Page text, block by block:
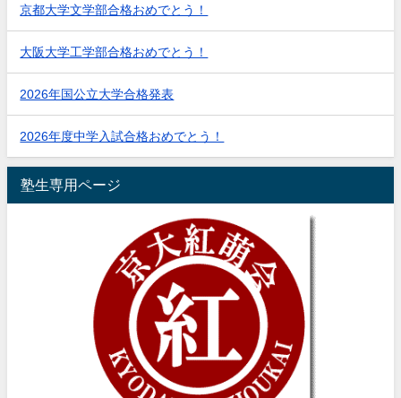
京都大学文学部合格おめでとう！
大阪大学工学部合格おめでとう！
2026年国公立大学合格発表
2026年度中学入試合格おめでとう！
塾生専用ページ